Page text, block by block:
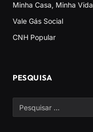
Minha Casa, Minha Vida
Vale Gás Social
CNH Popular
PESQUISA